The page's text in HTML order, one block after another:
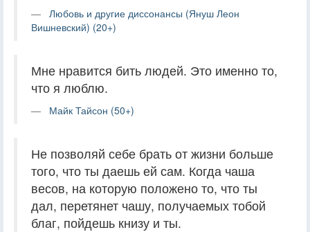
Любовь и другие диссонансы (Януш Леон
Вишневский) (20+)
Мне нравится бить людей. Это именно то,
что я люблю.
Майк Тайсон (50+)
Не позволяй себе брать от жизни больше
того, что ты даешь ей сам. Когда чаша
весов, на которую положено то, что ты
дал, перетянет чашу, получаемых тобой
благ, пойдешь книзу и ты.